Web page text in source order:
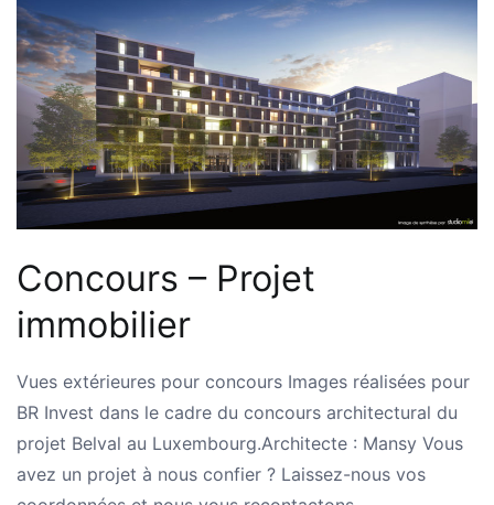
Concours – Projet
immobilier
Vues extérieures pour concours Images réalisées pour
BR Invest dans le cadre du concours architectural du
projet Belval au Luxembourg.Architecte : Mansy Vous
avez un projet à nous confier ? Laissez-nous vos